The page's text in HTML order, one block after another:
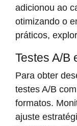
adicionou ao
otimizando o
práticos,
Testes A/B
Para obter
testes A/B
formatos.
ajuste